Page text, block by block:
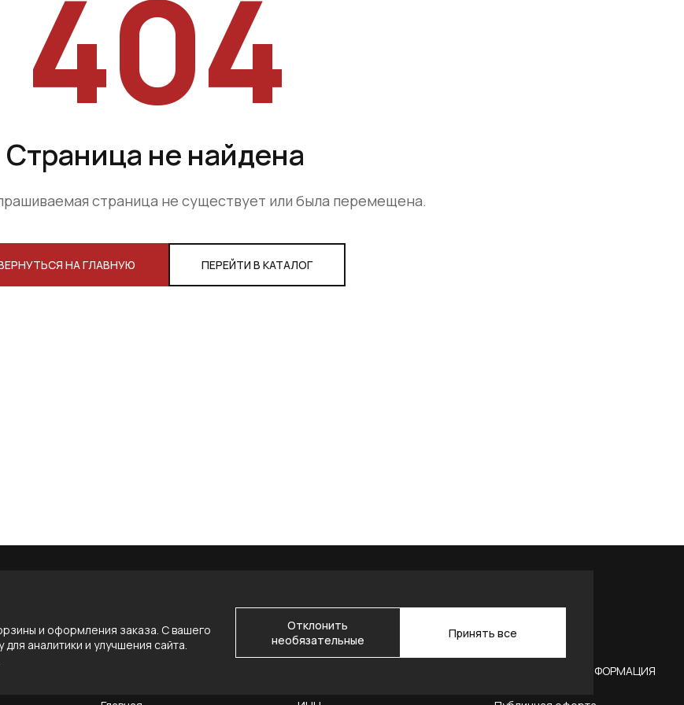
404
Страница не найдена
страница не существует или была перемещена.
НА ГЛАВНУЮ ПЕРЕЙТИ В КАТАЛОГ
ЮРИДИЧЕСКАЯ ИНФОРМАЦИЯ
и оформления заказа. С вашего
аналитики и улучшения сайта.
Отклонить
необязательные
Принять все